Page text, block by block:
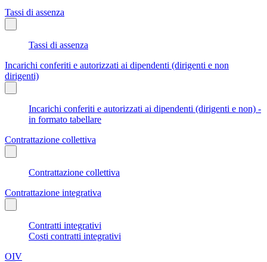
Tassi di assenza
Tassi di assenza
Incarichi conferiti e autorizzati ai dipendenti (dirigenti e non
dirigenti)
Incarichi conferiti e autorizzati ai dipendenti (dirigenti e non) -
in formato tabellare
Contrattazione collettiva
Contrattazione collettiva
Contrattazione integrativa
Contratti integrativi
Costi contratti integrativi
OIV